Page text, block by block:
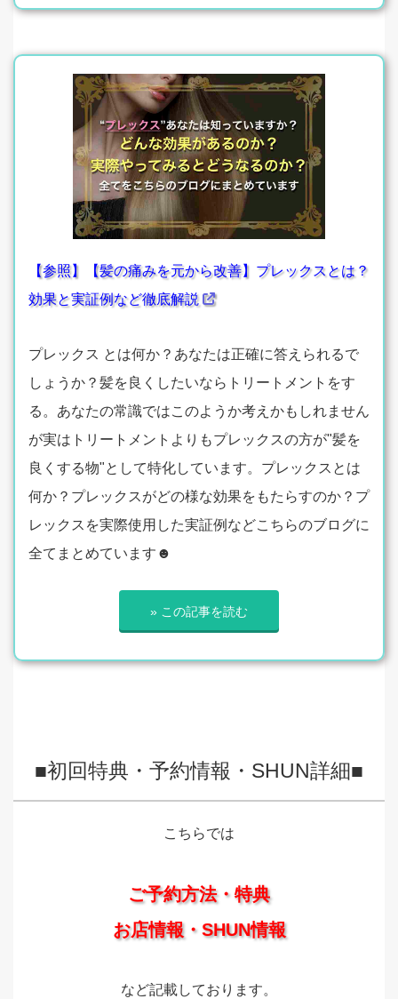
【参照】【髪の痛みを元から改善】プレックスとは？
効果と実証例など徹底解説
プレックス とは何か？あなたは正確に答えられるで
しょうか？髪を良くしたいならトリートメントをす
る。あなたの常識ではこのようか考えかもしれません
が実はトリートメントよりもプレックスの方が"髪を
良くする物"として特化しています。プレックスとは
何か？プレックスがどの様な効果をもたらすのか？プ
レックスを実際使用した実証例などこちらのブログに
全てまとめています☻
» この記事を読む
■初回特典・予約情報・SHUN詳細■
こちらでは
ご予約方法・特典
お店情報・SHUN情報
など記載しております。